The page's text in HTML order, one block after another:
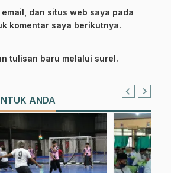
dan situs web saya pada
komentar saya berikutnya.
tulisan baru melalui surel.
ANDA